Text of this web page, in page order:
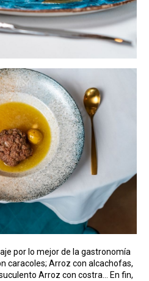
por lo mejor de la gastronomía
caracoles; Arroz con alcachofas,
Arroz con costra… En fin,